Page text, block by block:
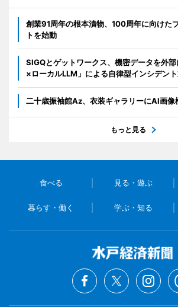
創業91周年の根本漬物、100周年に向けた
トを始動
SIGQとゲットワークス、機密データを外
×ローカルLLM」による自律型インシデン
二十歳振袖館Az、衣装ギャラリーにAI画像
もっと見る
食べる 見る・遊ぶ
暮らす・働く 学ぶ・知る